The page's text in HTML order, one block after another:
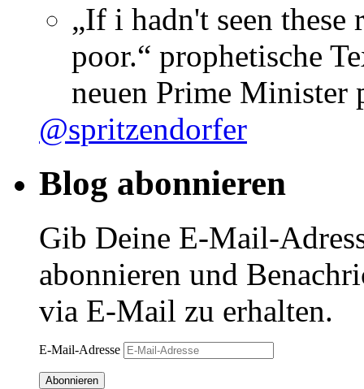
„If i hadn't seen
poor.“ prophetische
neuen Prime Minister
@spritzendorfer
Blog abonnieren
Gib Deine E-Mail-
abonnieren und
via E-Mail zu erhalten.
E-Mail-Adresse
Abonnieren